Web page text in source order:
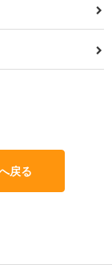
戻る